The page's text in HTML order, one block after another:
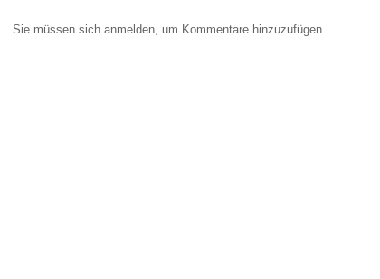
Sie müssen sich anmelden, um Kommentare hinzuzufügen.